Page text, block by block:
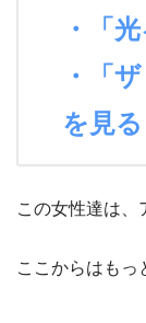
・「
・「
を見る
この女性達は、
ここからはもっ